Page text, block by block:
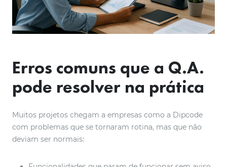
Erros comuns que a Q.A.
pode resolver na prática
Muitos projetos chegam a empresas como a Dipcode
com problemas que se tornaram rotina, mas que não
deviam ser normais: